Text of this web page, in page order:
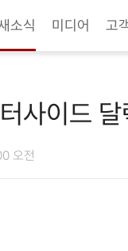
소식 미디어 고
사이드 달
오전